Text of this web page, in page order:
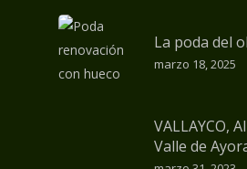
La poda del
marzo 18, 2025
VALLAYCO,
Valle de